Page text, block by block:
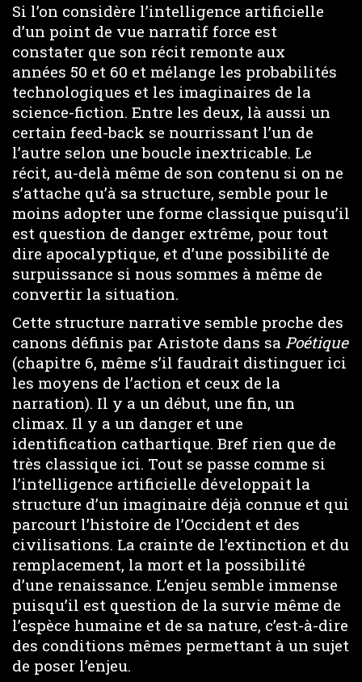
Si l’on considère l’intelligence artificielle
d’un point de vue narratif force est
constater que son récit remonte aux
années 50 et 60 et mélange les probabilités
technologiques et les imaginaires de la
science-fiction. Entre les deux, là aussi un
certain feed-back se nourrissant l’un de
l’autre selon une boucle inextricable. Le
récit, au-delà même de son contenu si on ne
s’attache qu’à sa structure, semble pour le
moins adopter une forme classique puisqu’il
est question de danger extrême, pour tout
dire apocalyptique, et d’une possibilité de
surpuissance si nous sommes à même de
convertir la situation.
Cette structure narrative semble proche des
canons définis par Aristote dans sa Poétique
(chapitre 6, même s’il faudrait distinguer ici
les moyens de l’action et ceux de la
narration). Il y a un début, une fin, un
climax. Il y a un danger et une
identification cathartique. Bref rien que de
très classique ici. Tout se passe comme si
l’intelligence artificielle développait la
structure d’un imaginaire déjà connue et qui
parcourt l’histoire de l’Occident et des
civilisations. La crainte de l’extinction et du
remplacement, la mort et la possibilité
d’une renaissance. L’enjeu semble immense
puisqu’il est question de la survie même de
l’espèce humaine et de sa nature, c’est-à-dire
des conditions mêmes permettant à un sujet
de poser l’enjeu.